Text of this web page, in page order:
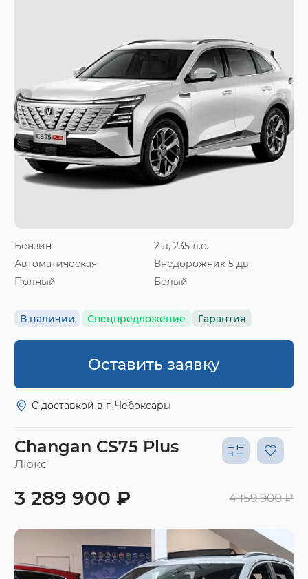
Бензин
2 л, 235 л.с.
Автоматическая
Внедорожник 5 дв.
Полный
Белый
В наличии Спецпредложение Гарантия
Оставить заявку
С доставкой в г. Чебоксары
Changan CS75 Plus
Люкс
3 289 900 ₽ 4 159 900 ₽